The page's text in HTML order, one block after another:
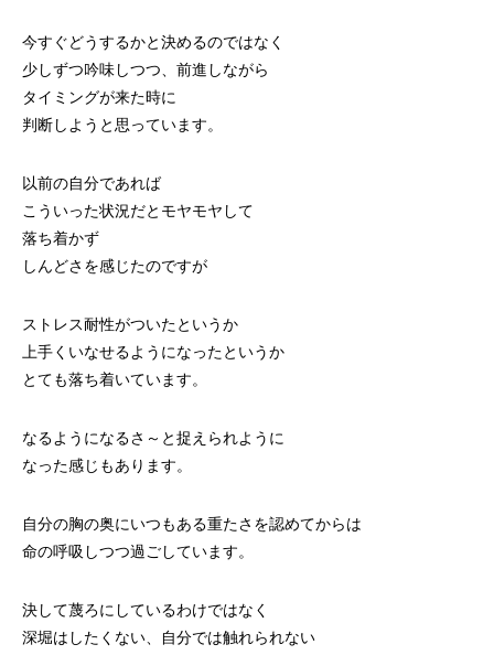
今すぐどうするかと決めるのではなく
少しずつ吟味しつつ、前進しながら
タイミングが来た時に
判断しようと思っています。
以前の自分であれば
こういった状況だとモヤモヤして
落ち着かず
しんどさを感じたのですが
ストレス耐性がついたというか
上手くいなせるようになったというか
とても落ち着いています。
なるようになるさ～と捉えられように
なった感じもあります。
自分の胸の奥にいつもある重たさを認めてからは
命の呼吸しつつ過ごしています。
決して蔑ろにしているわけではなく
深堀はしたくない、自分では触れられない